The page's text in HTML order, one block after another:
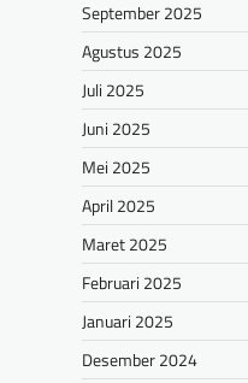
September 2025
Agustus 2025
Juli 2025
Juni 2025
Mei 2025
April 2025
Maret 2025
Februari 2025
Januari 2025
Desember 2024